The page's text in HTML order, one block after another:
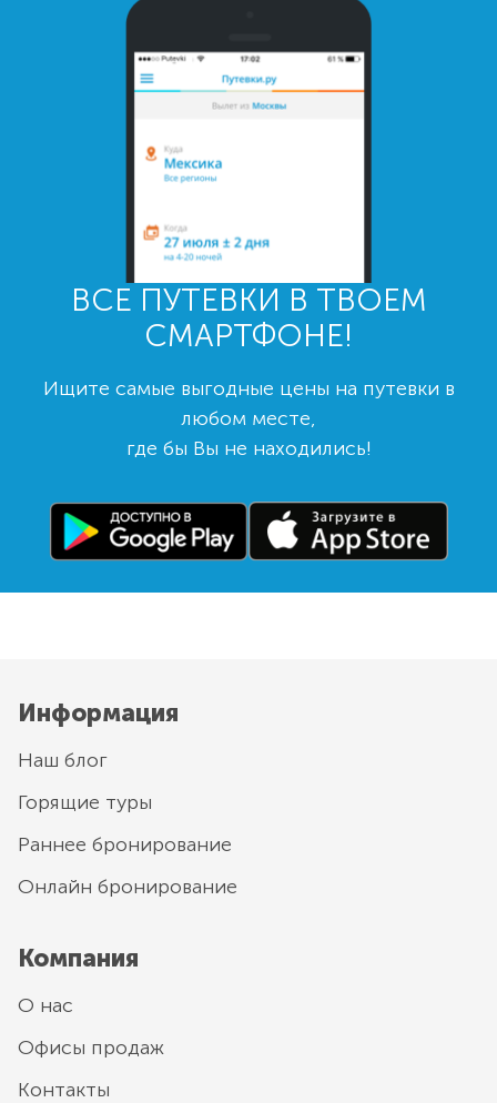
ВСЕ ПУТЕВКИ В ТВОЕМ
СМАРТФОНЕ!
Ищите самые выгодные цены на путевки в
любом месте,
где бы Вы не находились!
Информация
Наш блог
Горящие туры
Раннее бронирование
Онлайн бронирование
Компания
О нас
Офисы продаж
Контакты